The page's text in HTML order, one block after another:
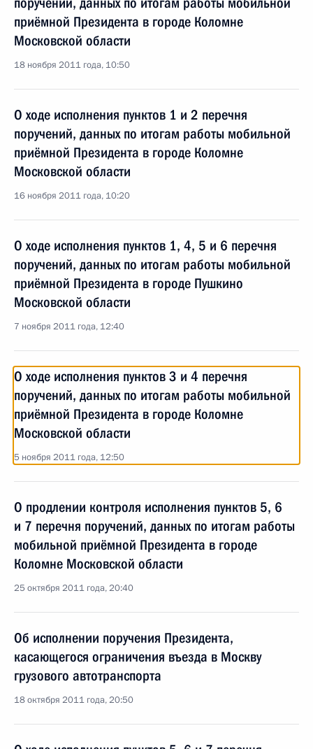
приёмной Президента в городе Коломне
Московской области
18 ноября 2011 года, 10:50
О ходе исполнения пунктов 1 и 2 перечня
поручений, данных по итогам работы мобильной
приёмной Президента в городе Коломне
Московской области
16 ноября 2011 года, 10:20
О ходе исполнения пунктов 1, 4, 5 и 6 перечня
поручений, данных по итогам работы мобильной
приёмной Президента в городе Пушкино
Московской области
7 ноября 2011 года, 12:40
О ходе исполнения пунктов 3 и 4 перечня
поручений, данных по итогам работы мобильной
приёмной Президента в городе Коломне
Московской области
5 ноября 2011 года, 12:50
О продлении контроля исполнения пунктов 5, 6
и 7 перечня поручений, данных по итогам работы
мобильной приёмной Президента в городе
Коломне Московской области
25 октября 2011 года, 20:40
Об исполнении поручения Президента,
касающегося ограничения въезда в Москву
грузового автотранспорта
18 октября 2011 года, 20:50